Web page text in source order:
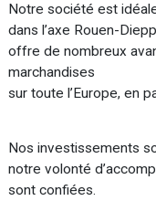
Notre société est
dans l’axe Rouen-
offre de nombreux
marchandises
sur toute l’Europe, en
Nos investissements
notre volonté
sont confiées.